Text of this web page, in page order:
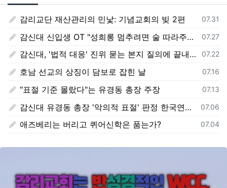
등록일
07.31
감리교단 재산관리의 민낯: 기념교회의 빚 2편
등록일
07.27
감신대 신입생 OT "성희롱 멈추려면 술 따라주기"
등록일
07.22
감신대, '법적 대응' 진위 묻는 본지 질의에 끝내 '침묵'
등록일
07.16
호남 선교의 상징이 담보로 잡힌 날
등록일
07.13
"표절 기준 몰랐다"는 유경동 총장 주장
등록일
07.06
감신대 유경동 총장 '악의적 표절' 판정 한국연구재단 보고서 전문 전격 공개
등록일
07.04
애즈베리는 버리고 퀴어신학은 품는가?